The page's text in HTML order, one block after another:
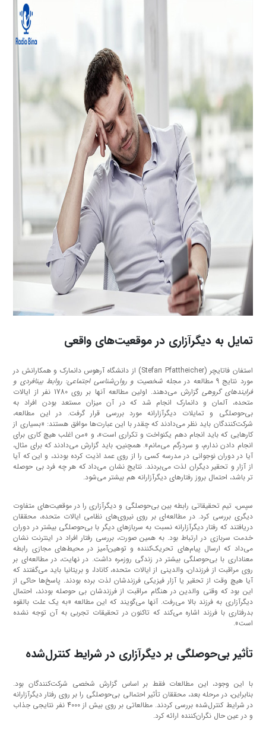
تمایل به دیگرآزاری در موقعیت‌های واقعی
استفان فاتایچر (Stefan Pfattheicher) از دانشگاه آرهوس دانمارک و همکارانش در
مورد نتایج 9 مطالعه در مجله
شخصیت و روان‌شناسی اجتماعی: روابط بینافردی و
فرایندهای گروهی
گزارش می‌دهند. اولین مطالعه آنها بر روی 1780 نفر از ایالات
متحده، آلمان و دانمارک انجام شد که در آن میزان مستعد بودن افراد به
بی‌حوصلگی و تمایلات دیگرآزارانه مورد بررسی قرار گرفت. در این مطالعه،
شرکت‌کنندگان باید نظر می‌دادند که چقدر با این عبارت‌ها موافق هستند: «بسیاری از
کارهایی که باید انجام دهم یکنواخت و تکراری است»، و «من اغلب هیچ کاری برای
انجام دادن ندارم، و سردرگم می‌مانم». همچنین، باید گزارش می‌دادند که برای مثال،
آیا در دوران نوجوانی در مدرسه کسی را از روی عمد اذیت کرده بودند، و این که آیا
از آزار و تحقیر دیگران لذت می‌بردند. نتایج نشان می‌داد که هر چه فرد بی‌ حوصله
تر باشد، احتمال بروز رفتارهای دیگرآزارانه هم بیشتر می‌شود.
سپس، تیم تحقیقاتی رابطه بین بی‌حوصلگی و دیگرآزاری را در موقعیت‌های متفاوت
دیگری بررسی کرد. در مطالعه‌ای بر روی نیروی‌های نظامی ایالات متحده، محققان
دریافتند که رفتار دیگرآزارانه نسبت به سربازهای دیگر با بی‌حوصلگی بیشتر در دوران
خدمت سربازی در ارتباط بود. به همین صورت، بررسی رفتار افراد در اینترنت نشان
می‌داد که ارسال پیام‌های تحریک‌کننده و توهین‌آمیز در محیط‌های مجازی رابطه
معناداری با بی‌حوصلگی بیشتر در زندگی روزمره داشت. در نهایت، در مطالعه‌ای بر
روی مراقبت از فرزندان، والدینی از ایالات متحده، کانادا، و بریتانیا باید می‌گفتند که
آیا هیچ وقت از تحقیر یا آزار فیزیکی فرزندشان لذت برده بودند. پاسخ‌ها حاکی از
این بود که وقتی والدین در هنگام مراقبت از فرزندشان بی‌ حوصله بودند، احتمال
دیگرآزاری به فرزند بالا می‌رفت. آنها می‌گویند که این مطالعه «به یک علت بالقوه
بدرفتاری با فرزند اشاره می‌کند که تاکنون در تحقیقات تجربی به آن توجه نشده
است».
تأثیر بی‌حوصلگی بر دیگرآزاری در شرایط کنترل‌شده
با این وجود، این مطالعات فقط بر اساس گزارش شخصی شرکت‌کنندگان بود.
بنابراین، در مرحله بعد، محققان تأثیر احتمالی بی‌حوصلگی را بر روی رفتار دیگرآزارانه
در شرایط کنترل‌شده بررسی کردند. مطالعاتی بر روی بیش از 4000 نفر نتایجی جذاب
و در عین حال نگران‌کننده ارائه کرد.